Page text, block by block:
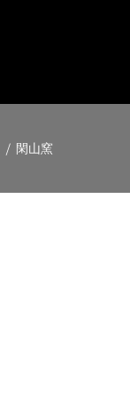
/ 閑山窯